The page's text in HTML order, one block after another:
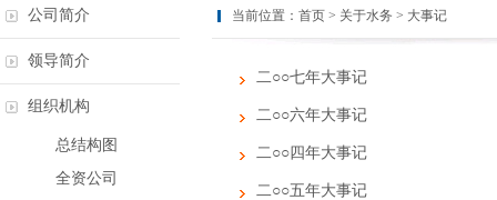
公司简介
领导简介
组织机构
总结构图
全资公司
当前位置： 首页 > 关于水务 > 大事记
二○○七年大事记
二○○六年大事记
二○○四年大事记
二○○五年大事记